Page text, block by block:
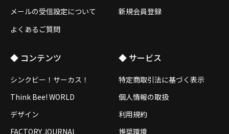
メールの受信設定について
よくあるご質問
新規会員登録
◆ コンテンツ
シンクビー！サーカス！
Think Bee! WORLD
デザイン
FACTORY JOURNAL
◆ サービス
特定商取引法に基づく表示
個人情報の取扱
利用規約
推奨環境